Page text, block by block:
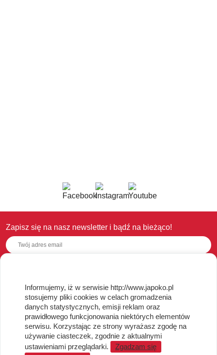
Zapisz się na nasz newsletter i bądź na bieżąco!
OBSŁUGA KLIENTA
Regulamin i Polityka Cookies
Dostawa, Reklamacje i Zwroty
Metody płatności
Standardy jakości i bezpieczeństwa
WARTO WIEDZIEĆ
Informujemy, iż w serwisie http://www.japoko.pl
stosujemy pliki cookies w celach gromadzenia
danych statystycznych, emisji reklam oraz
prawidłowego funkcjonowania niektórych elementów
serwisu. Korzystając ze strony wyrażasz zgodę na
używanie ciasteczek, zgodnie z aktualnymi
ustawieniami przeglądarki.
Zgadzam się